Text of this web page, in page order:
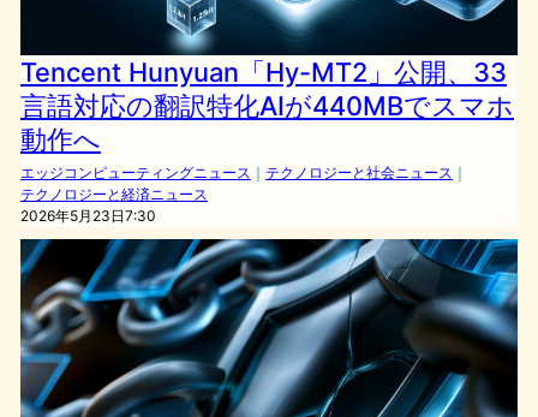
Tencent Hunyuan「Hy-MT2」公開、33
言語対応の翻訳特化AIが440MBでスマホ
動作へ
エッジコンピューティングニュース ｜ テクノロジーと社会ニュース ｜
テクノロジーと経済ニュース
2026年5月23日7:30